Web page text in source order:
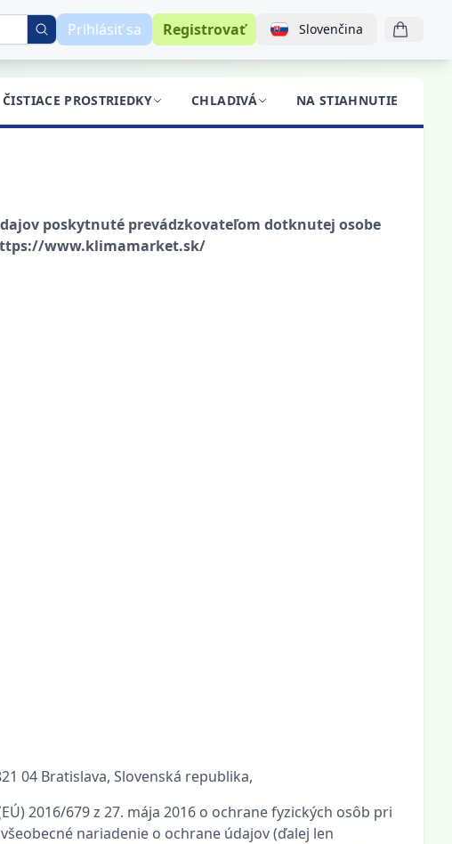
Prihlásiť sa Registrovať Slovenčina
ČISTIACE PROSTRIEDKY CHLADIVÁ NA STIAHNUTIE
poskytnuté prevádzkovateľom dotknutej osobe
www.klimamarket.sk/
04 Bratislava, Slovenská republika,
2016/679 z 27. mája 2016 o ochrane fyzických osôb pri
nariadenie o ochrane údajov (ďalej len